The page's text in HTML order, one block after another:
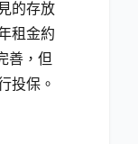
的存放
租金約
善，但
投保。